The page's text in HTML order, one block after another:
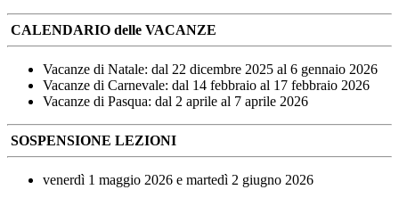
CALENDARIO delle VACANZE
Vacanze di Natale: dal 22 dicembre 2025 al 6 gennaio 2026
Vacanze di Carnevale: dal 14 febbraio al 17 febbraio 2026
Vacanze di Pasqua: dal 2 aprile al 7 aprile 2026
SOSPENSIONE LEZIONI
venerdì 1 maggio 2026 e martedì 2 giugno 2026